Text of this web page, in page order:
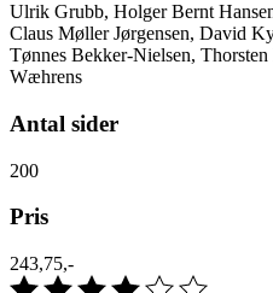
Ulrik Grubb, Holger Bernt
Claus Møller Jørgensen, David
Tønnes Bekker-Nielsen,
Wæhrens
Antal sider
200
Pris
243,75,-